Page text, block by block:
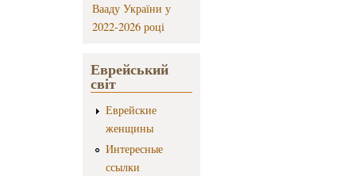
Вааду України у
2022-2026 році
Еврейський
світ
Еврейские
женщины
Интересные
ссылки